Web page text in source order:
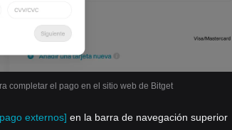
completar el pago en el sitio web de Bitget
externos] en la barra de navegación superior